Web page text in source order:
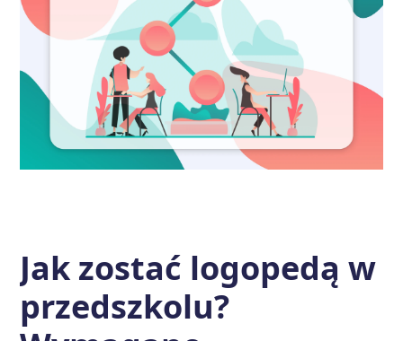
Jak zostać logopedą w
przedszkolu?